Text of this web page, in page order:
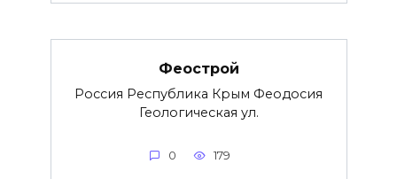
Феострой
Россия Республика Крым Феодосия
Геологическая ул.
0 179